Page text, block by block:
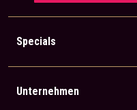
Specials
Unternehmen